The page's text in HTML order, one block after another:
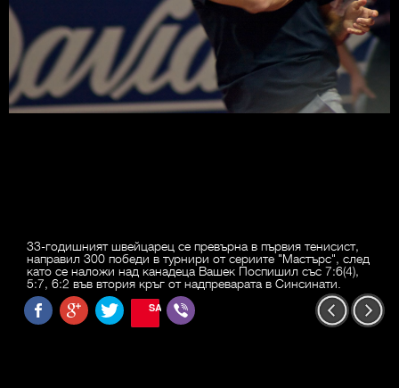
33-годишният швейцарец се превърна в първия тенисист,
направил 300 победи в турнири от сериите "Мастърс", след
като се наложи над канадеца Вашек Поспишил със 7:6(4),
5:7, 6:2 във втория кръг от надпреварата в Синсинати.
SAVE